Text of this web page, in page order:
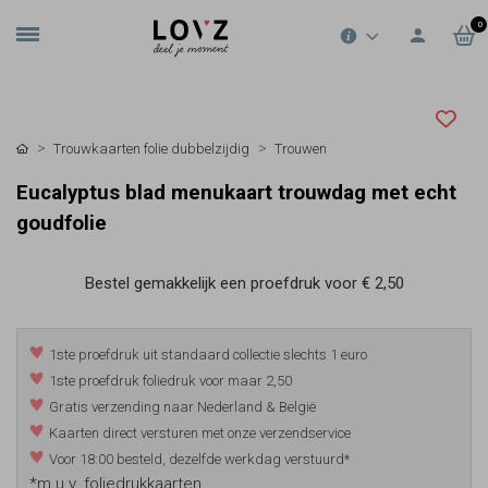
0
Trouwkaarten folie dubbelzijdig Trouwen
Eucalyptus blad menukaart trouwdag met echt
goudfolie
Bestel gemakkelijk een proefdruk voor € 2,50
1ste proefdruk uit standaard collectie slechts 1 euro
1ste proefdruk foliedruk voor maar 2,50
Gratis verzending naar Nederland & België
Kaarten direct versturen met onze verzendservice
Voor 18:00 besteld, dezelfde werkdag verstuurd*
*m.u.v. foliedrukkaarten